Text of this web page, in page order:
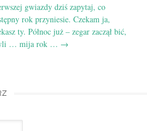
gwiazdy dziś zapytaj, co
rok przyniesie. Czekam ja,
ty. Północ już – zegar zaczął bić,
… mija rok … →